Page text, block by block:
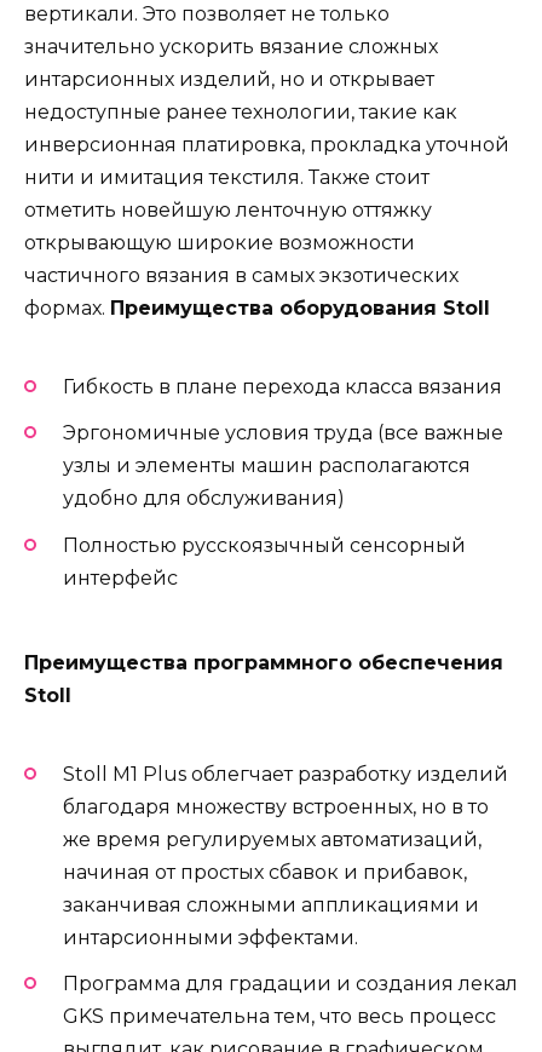
вертикали. Это позволяет не только
значительно ускорить вязание сложных
интарсионных изделий, но и открывает
недоступные ранее технологии, такие как
инверсионная платировка, прокладка уточной
нити и имитация текстиля. Также стоит
отметить новейшую ленточную оттяжку
открывающую широкие возможности
частичного вязания в самых экзотических
формах. Преимущества оборудования Stoll
Гибкость в плане перехода класса вязания
Эргономичные условия труда (все важные
узлы и элементы машин располагаются
удобно для обслуживания)
Полностью русскоязычный сенсорный
интерфейс
Преимущества программного обеспечения
Stoll
Stoll M1 Plus облегчает разработку изделий
благодаря множеству встроенных, но в то
же время регулируемых автоматизаций,
начиная от простых сбавок и прибавок,
заканчивая сложными аппликациями и
интарсионными эффектами.
Программа для градации и создания лекал
GKS примечательна тем, что весь процесс